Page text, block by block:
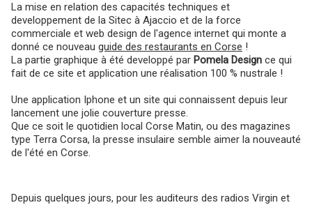
La mise en relation des capacités techniques et
developpement de la Sitec à Ajaccio et de la force
commerciale et web design de l'agence internet qui monte a
donné ce nouveau guide des restaurants en Corse !
La partie graphique à été developpé par Pomela Design ce qui
fait de ce site et application une réalisation 100 % nustrale !
Une application Iphone et un site qui connaissent depuis leur
lancement une jolie couverture presse.
Que ce soit le quotidien local Corse Matin, ou des magazines
type Terra Corsa, la presse insulaire semble aimer la nouveauté
de l'été en Corse.
Depuis quelques jours, pour les auditeurs des radios Virgin et